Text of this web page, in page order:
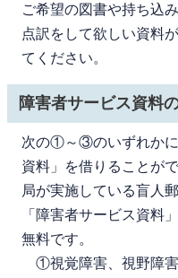
ご希望の図書や持ち込
点訳をして欲しい資料
てください。
障害者サービス資料
次の①～③のいずれかに
資料」を借りることが
局が実施している盲人
「障害者サービス資料
無料です。
①視覚障害、視野障害